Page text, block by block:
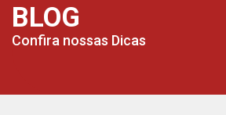
BLOG
Confira nossas Dicas